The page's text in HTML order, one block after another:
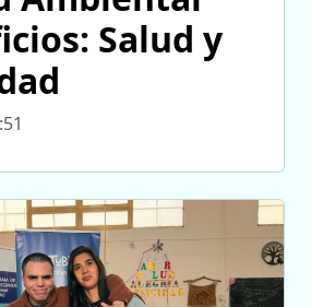
Salud y